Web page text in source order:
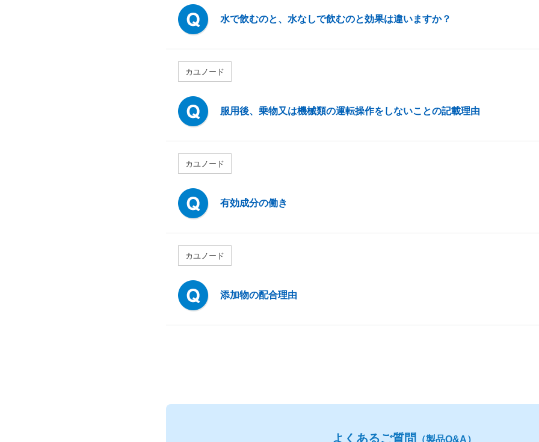
水で飲むのと、水なしで飲むのと効果は違いますか？
カユノード
服用後、乗物又は機械類の運転操作をしないことの記載理由
カユノード
有効成分の働き
カユノード
添加物の配合理由
よくあるご質問 （製品Q&A）